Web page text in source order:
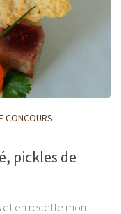
CONCOURS
pickles de
et en recette mon